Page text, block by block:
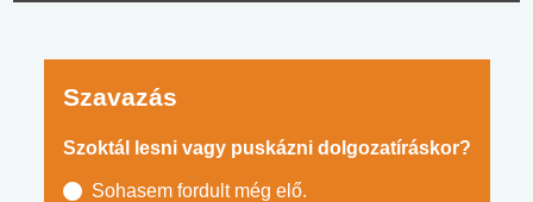
Szavazás
Szoktál lesni vagy puskázni dolgozatíráskor?
Sohasem fordult még elő.